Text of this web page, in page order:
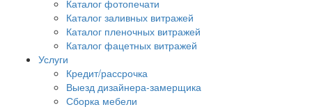
Каталог фотопечати
Каталог заливных витражей
Каталог пленочных витражей
Каталог фацетных витражей
Услуги
Кредит/рассрочка
Выезд дизайнера-замерщика
Сборка мебели